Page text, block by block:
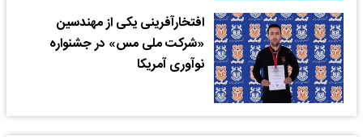
افتخارآفرینی یکی از مهندسین
«شرکت ملی مس» در جشنواره
نوآوری آمریکا